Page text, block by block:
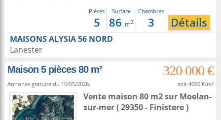
Pièces
5
Surface
86 m2
Chambres
3 Détails
MAISONS ALYSIA 56 NORD
Lanester
Maison 5 pièces 80 m²
320 000 €
Annonce gratuite du 16/05/2026. soit 4000 €/m²
Vente maison 80 m2sur Moelan-
sur-mer( 29350 - Finistere )